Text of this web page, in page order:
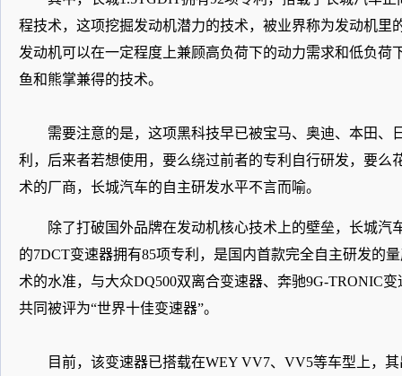
程技术，这项挖掘发动机潜力的技术，被业界称为发动机里
发动机可以在一定程度上兼顾高负荷下的动力需求和低负荷
鱼和熊掌兼得的技术。
需要注意的是，这项黑科技早已被宝马、奥迪、本田、
利，后来者若想使用，要么绕过前者的专利自行研发，要么
术的厂商，长城汽车的自主研发水平不言而喻。
除了打破国外品牌在发动机核心技术上的壁垒，长城
的7DCT变速器拥有85项专利，是国内首款完全自主研发的
术的水准，与大众DQ500双离合变速器、奔驰9G-TRONIC
共同被评为“世界十佳变速器”。
目前，该变速器已搭载在WEY VV7、VV5等车型上，